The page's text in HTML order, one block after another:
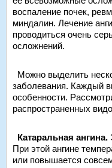
воспаление почек,
миндалин. Лечение
проводиться очень
осложнений.
Можно выделить
заболевания. Каждый
особенности.
распространенных
Катаральная ангина.
При этой ангине
или повышается